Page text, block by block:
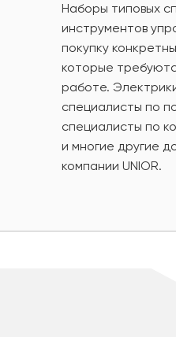
Наборы типовых
инструментов
покупку
которые
работе.
специалисты по
специалисты по
и многие другие
компании UNIOR.